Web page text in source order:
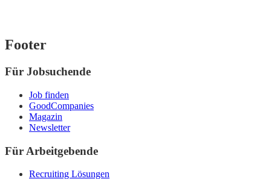
Footer
Für Jobsuchende
Job finden
GoodCompanies
Magazin
Newsletter
Für Arbeitgebende
Recruiting Lösungen